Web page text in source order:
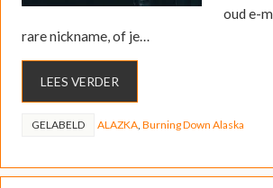
oud e-
rare nickname, of je…
LEES VERDER
GELABELD ALAZKA, Burning Down Alaska